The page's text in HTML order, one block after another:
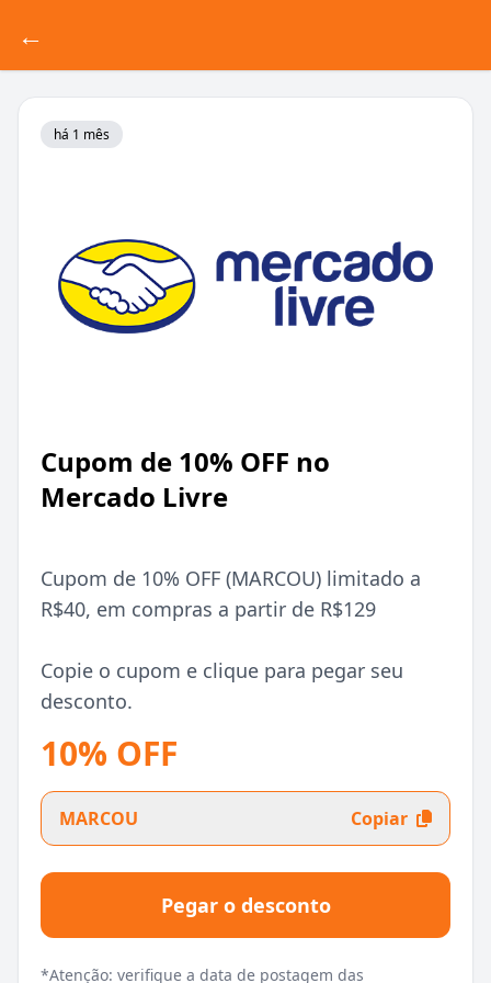
←
há 1 mês
Cupom de 10% OFF no
Mercado Livre
Cupom de 10% OFF (MARCOU) limitado a
R$40, em compras a partir de R$129
Copie o cupom e clique para pegar seu
desconto.
10% OFF
MARCOU Copiar
Pegar o desconto
*Atenção: verifique a data de postagem das